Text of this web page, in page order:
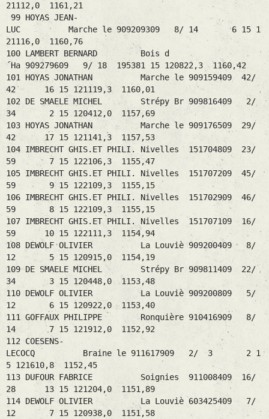
21112,0 1161,21
99 HOYAS JEAN-
LUC Marche le 909209309 8/ 14 6 15 1
21116,0 1160,76
100 LAMBERT BERNARD Bois d
´Ha 909279609 9/ 18 195381 15 120822,3 1160,42
101 HOYAS JONATHAN Marche le 909159409 42/
42 16 15 121119,3 1160,01
102 DE SMAELE MICHEL Strépy Br 909816409 2/
34 2 15 120412,0 1157,69
103 HOYAS JONATHAN Marche le 909176509 29/
42 17 15 121141,3 1157,53
104 IMBRECHT GHIS.ET PHILI. Nivelles 151704809 23/
59 7 15 122106,3 1155,47
105 IMBRECHT GHIS.ET PHILI. Nivelles 151707209 45/
59 9 15 122109,3 1155,15
106 IMBRECHT GHIS.ET PHILI. Nivelles 151702909 46/
59 8 15 122109,3 1155,15
107 IMBRECHT GHIS.ET PHILI. Nivelles 151707109 16/
59 10 15 122111,3 1154,94
108 DEWOLF OLIVIER La Louviè 909200409 8/
12 5 15 120915,0 1154,19
109 DE SMAELE MICHEL Strépy Br 909811409 22/
34 3 15 120448,0 1153,48
110 DEWOLF OLIVIER La Louviè 909200809 5/
12 6 15 120922,0 1153,40
111 GOFFAUX PHILIPPE Ronquière 910416909 8/
14 7 15 121912,0 1152,92
112 COESENS-
LECOCQ Braine le 911617909 2/ 3 2 1
5 121610,8 1152,45
113 DUFOUR FABRICE Soignies 911008409 16/
28 13 15 121204,0 1151,89
114 DEWOLF OLIVIER La Louviè 603425409 7/
12 7 15 120938,0 1151,58